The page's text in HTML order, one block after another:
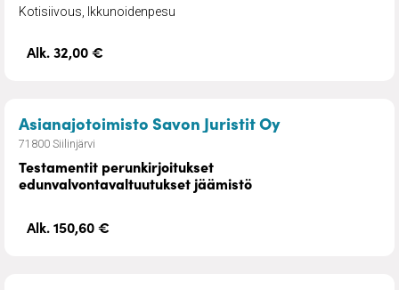
Kotisiivous, Ikkunoidenpesu
Alk. 32,00 €
Asianajotoimisto Savon Juristit Oy– Testamentit
71800 Siilinjärvi
Testamentit perunkirjoitukset
edunvalvontavaltuutukset jäämistö
Alk. 150,60 €